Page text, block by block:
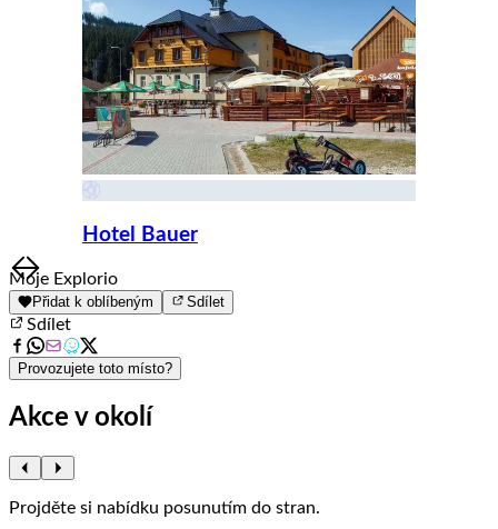
Hotel Bauer
Item
1
of
8
Moje Explorio
Přidat k oblíbeným Sdílet
Sdílet
Provozujete toto místo?
Akce v okolí
Projděte si nabídku posunutím do stran.